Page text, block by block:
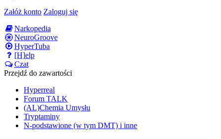
Załóż konto Zaloguj się
Narkopedia
NeuroGroove
HyperTuba
[H]elp
Czat
Przejdź do zawartości
Hyperreal
Forum TALK
(AL)Chemia Umysłu
Tryptaminy
N-podstawione (w tym DMT) i inne